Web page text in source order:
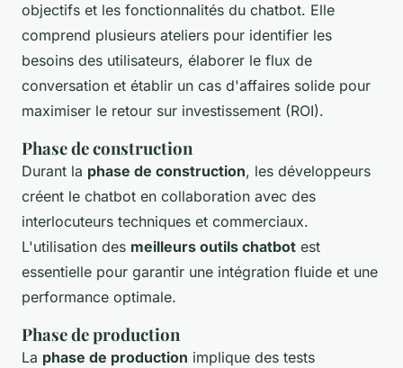
objectifs et les fonctionnalités du chatbot. Elle
comprend plusieurs ateliers pour identifier les
besoins des utilisateurs, élaborer le flux de
conversation et établir un cas d'affaires solide pour
maximiser le retour sur investissement (ROI).
Phase de construction
Durant la phase de construction, les développeurs
créent le chatbot en collaboration avec des
interlocuteurs techniques et commerciaux.
L'utilisation des meilleurs outils chatbot est
essentielle pour garantir une intégration fluide et une
performance optimale.
Phase de production
La phase de production implique des tests